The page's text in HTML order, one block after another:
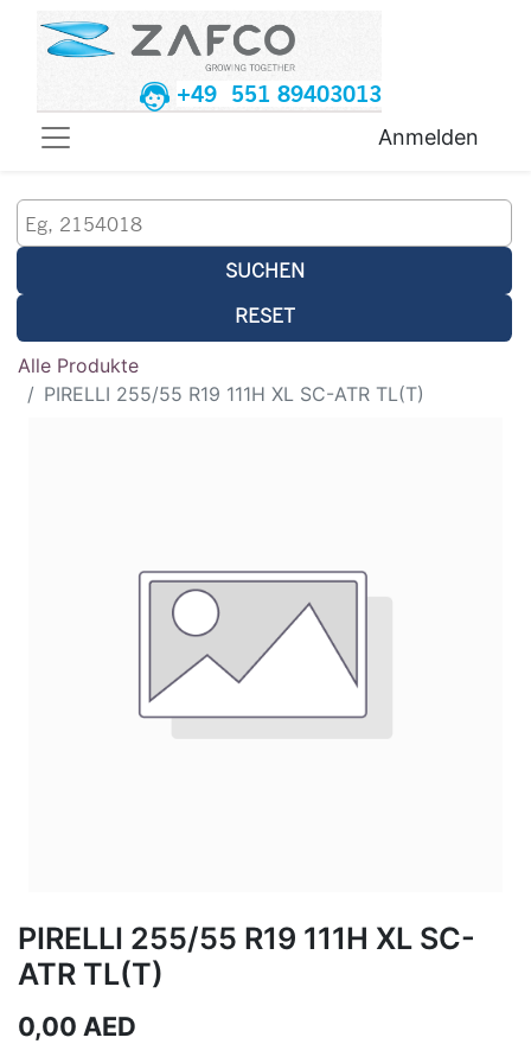
+49 551 89403013
Anmelden
SUCHEN
RESET
Alle Produkte
PIRELLI 255/55 R19 111H XL SC-ATR TL(T)
PIRELLI 255/55 R19 111H XL SC-
ATR TL(T)
0,00 AED